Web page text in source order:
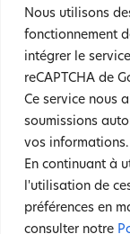
Nous utilisons
fonctionnement
intégrer le
reCAPTCHA de
Ce service nous
soumissions
vos informations.
En continuant à
l'utilisation de
préférences en
consulter notre
Mentions